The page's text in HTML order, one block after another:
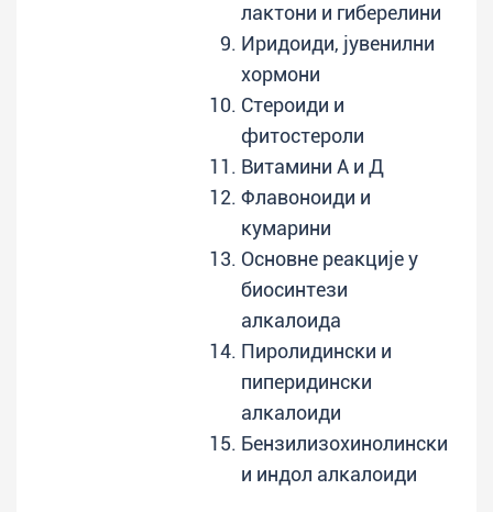
лактони и гиберелини
Иридоиди, јувенилни
хормони
Стероиди и
фитостероли
Витамини А и Д
Флавоноиди и
кумарини
Основне реакције у
биосинтези
алкалоида
Пиролидински и
пиперидински
алкалоиди
Бензилизохинолински
и индол алкалоиди